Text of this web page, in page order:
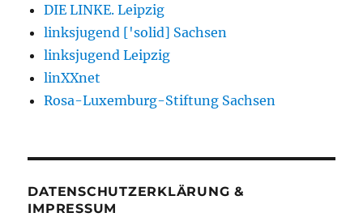
DIE LINKE. Leipzig
linksjugend ['solid] Sachsen
linksjugend Leipzig
linXXnet
Rosa-Luxemburg-Stiftung Sachsen
DATENSCHUTZERKLÄRUNG &
IMPRESSUM